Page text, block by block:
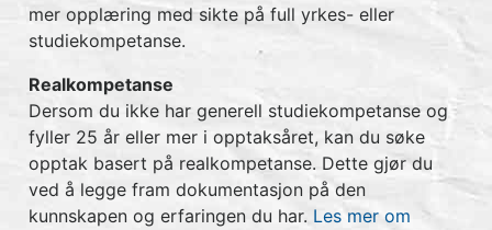
mer opplæring med sikte på full yrkes- eller
studiekompetanse.
Realkompetanse
Dersom du ikke har generell studiekompetanse og
fyller 25 år eller mer i opptaksåret, kan du søke
opptak basert på realkompetanse. Dette gjør du
ved å legge fram dokumentasjon på den
kunnskapen og erfaringen du har. Les mer om